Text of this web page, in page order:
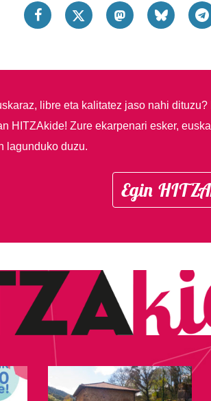
libre eta kalitatez jaso nahi dituzu?
HITZAkide! Zure ekarpenari esker,
lagunduko duzu.
Egin